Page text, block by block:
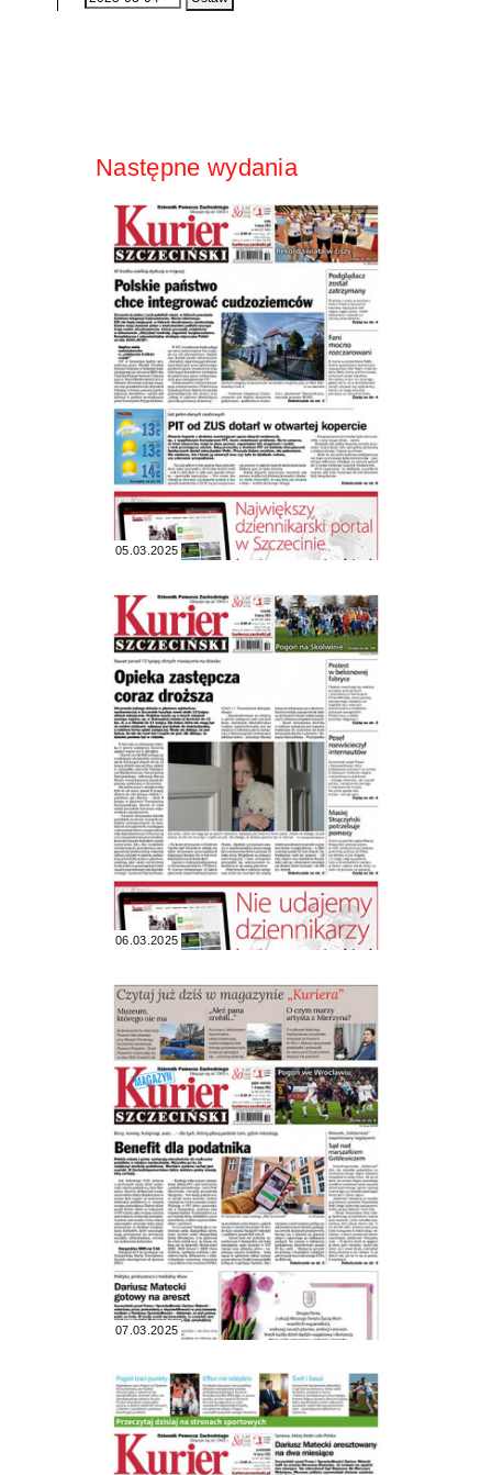
Następne wydania
05.03.2025
06.03.2025
07.03.2025